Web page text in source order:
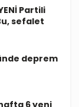
Partili
sefalet
deprem
6 yeni